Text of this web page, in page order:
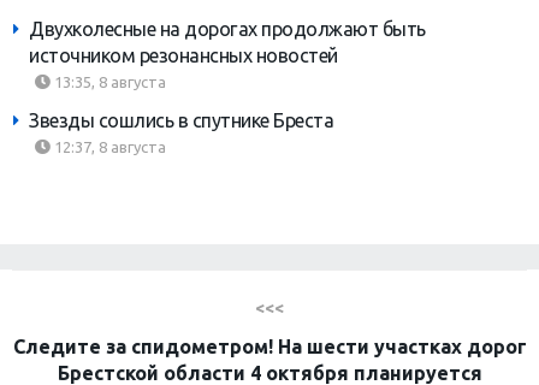
Двухколесные на дорогах продолжают быть
источником резонансных новостей
13:35, 8 августа
Звезды сошлись в спутнике Бреста
12:37, 8 августа
<<<
Следите за спидометром! На шести участках дорог
Брестской области 4 октября планируется